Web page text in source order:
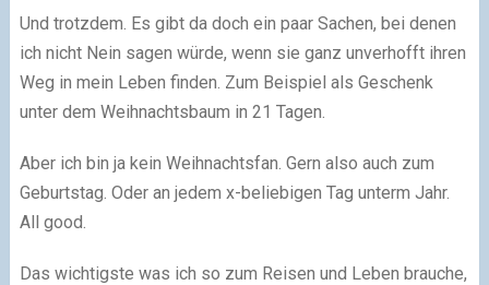
Und trotzdem. Es gibt da doch ein paar Sachen, bei denen
ich nicht Nein sagen würde, wenn sie ganz unverhofft ihren
Weg in mein Leben finden. Zum Beispiel als Geschenk
unter dem Weihnachtsbaum in 21 Tagen.
Aber ich bin ja kein Weihnachtsfan. Gern also auch zum
Geburtstag. Oder an jedem x-beliebigen Tag unterm Jahr.
All good.
Das wichtigste was ich so zum Reisen und Leben brauche,